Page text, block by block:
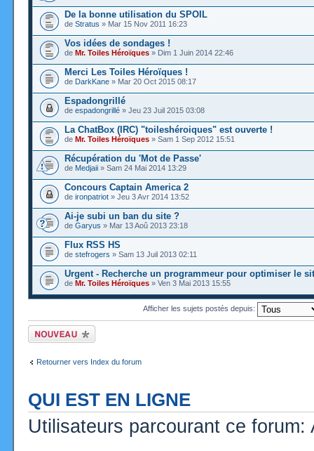
De la bonne utilisation du SPOIL
de Stratus » Mar 15 Nov 2011 16:23
Vos idées de sondages !
de Mr. Toiles Héroïques » Dim 1 Juin 2014 22:46
Merci Les Toiles Héroïques !
de DarkKane » Mar 20 Oct 2015 08:17
Espadongrillé
de espadongrillé » Jeu 23 Juil 2015 03:08
La ChatBox (IRC) "toileshéroiques" est ouverte !
de Mr. Toiles Héroïques » Sam 1 Sep 2012 15:51
Récupération du 'Mot de Passe'
de Medjaii » Sam 24 Mai 2014 13:29
Concours Captain America 2
de ironpatriot » Jeu 3 Avr 2014 13:52
Ai-je subi un ban du site ?
de Garyus » Mar 13 Aoû 2013 23:18
Flux RSS HS
de stefrogers » Sam 13 Juil 2013 02:11
Urgent - Recherche un programmeur pour optimiser le
de Mr. Toiles Héroïques » Ven 3 Mai 2013 15:55
Afficher les sujets postés depuis:
Ecrire un nouveau
sujet
Retourner vers Index du forum
QUI EST EN LIGNE
Utilisateurs parcourant ce